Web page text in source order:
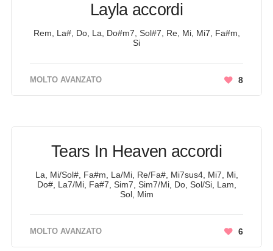
Layla accordi
Rem, La#, Do, La, Do#m7, Sol#7, Re, Mi, Mi7, Fa#m,
Si
MOLTO AVANZATO 8
Tears In Heaven accordi
La, Mi/Sol#, Fa#m, La/Mi, Re/Fa#, Mi7sus4, Mi7, Mi,
Do#, La7/Mi, Fa#7, Sim7, Sim7/Mi, Do, Sol/Si, Lam,
Sol, Mim
MOLTO AVANZATO 6